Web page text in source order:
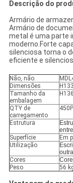
Descrição do
Armário de
Armário de
metal é uma parte
moderno.Forte
silenciosa torna o
eficiente e
Não, não.
Dimensões
Tamanho da
embalagem
QTY de
carregamento
Estrutura
Superfície
Em
Utilização
Cores
Peso
56